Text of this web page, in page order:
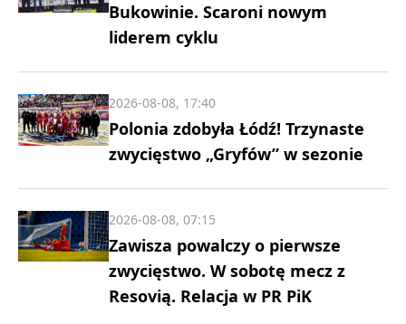
Bukowinie. Scaroni nowym
liderem cyklu
Polonia zdobyła Łódź! Trzynaste
zwycięstwo „Gryfów” w sezonie
2026-08-08, 17:40
Zawisza powalczy o pierwsze
zwycięstwo. W sobotę mecz z
Resovią. Relacja w PR PiK
2026-08-08, 07:15